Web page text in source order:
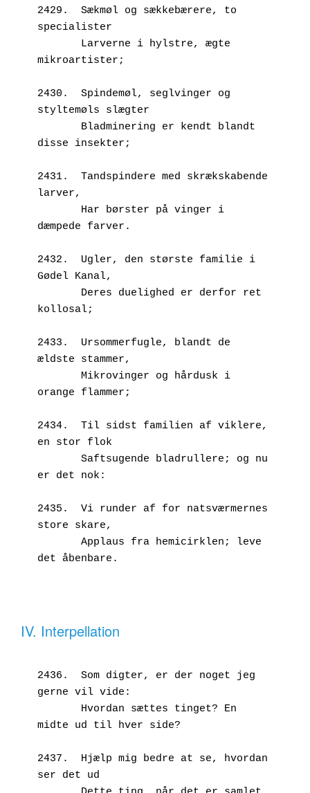
2429.  Sækmøl og sækkebærere, to
specialister
mikroartister;
2430.  Spindemøl, seglvinger og
styltemøls slægter
disse insekter;
2431.  Tandspindere med skrækskabende
larver,
dæmpede farver.
2432.  Ugler, den største familie i
Gødel Kanal,
kollosal;
2433.  Ursommerfugle, blandt de
ældste stammer,
orange flammer;
2434.  Til sidst familien af viklere,
en stor flok
er det nok:
2435.  Vi runder af for natsværmernes
store skare,
det åbenbare.
IV. Interpellation
2436.  Som digter, er der noget jeg
gerne vil vide:
midte ud til hver side?
2437.  Hjælp mig bedre at se, hvordan
ser det ud